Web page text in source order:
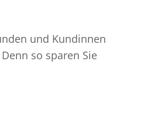
und Kundinnen
so sparen Sie